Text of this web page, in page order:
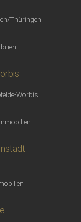
Thüringen
Worbis